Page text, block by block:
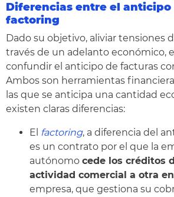
Diferencias entre el
factoring
Dado su objetivo, aliviar tensiones
través de un adelanto económico,
confundir el anticipo de facturas
Ambos son herramientas
las que se anticipa una cantidad
existen claras diferencias:
El factoring, a diferencia del
es un contrato por el que la
autónomo cede los créditos
actividad comercial a otra
empresa, que gestiona su